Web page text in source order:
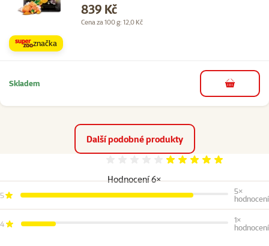
Cena
839 Kč
Cena za 100 g: 12,0 Kč
značka
Skladem do košíku
Další podobné produkty
Hodnocení 6×
Hodnocení 97%
5
5×
hodnocení
4
1×
hodnocení